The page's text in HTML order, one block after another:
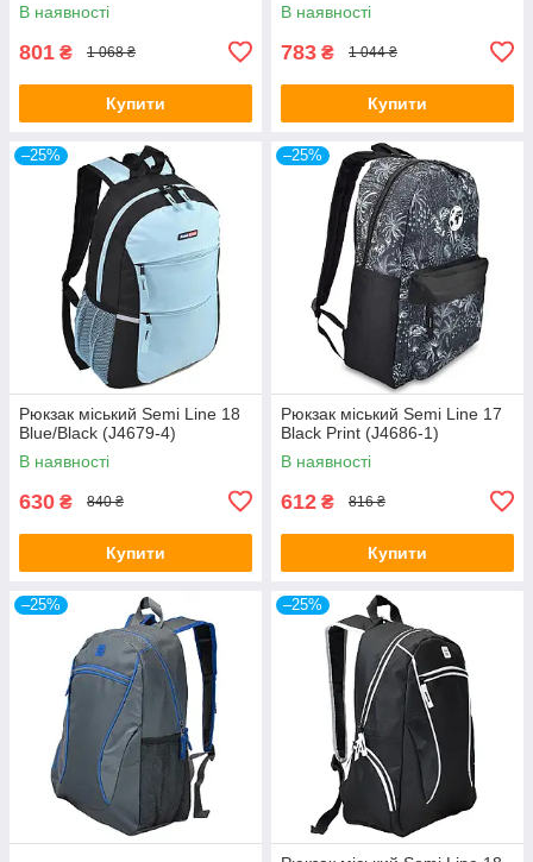
В наявності
801 ₴ 1 068 ₴
Купити
В наявності
783 ₴ 1 044 ₴
Купити
–25%
Рюкзак міський Semi Line 18
Blue/Black (J4679-4)
В наявності
630 ₴ 840 ₴
Купити
–25%
Рюкзак міський Semi Line 17
Black Print (J4686-1)
В наявності
612 ₴ 816 ₴
Купити
–25% –25%